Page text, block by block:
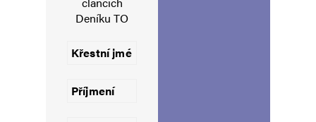
21. 5. 2025 (12:45)
Doporučuji, aby jste si na webu Rádio
Filipi a jeden lze najít i tady na TOčku.
Deníku TO